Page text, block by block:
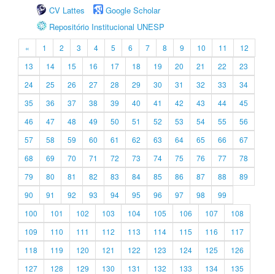
CV Lattes
Google Scholar
Repositório Institucional UNESP
« 1 2 3 4 5 6 7 8 9 10 11
12
13
14 15 16 17 18 19 20 21 22
23
24
25 26 27 28 29 30 31 32 33
34
35
36 37 38 39 40 41 42 43 44
45
46
47 48 49 50 51 52 53 54 55
56
57
58 59 60 61 62 63 64 65 66
67
68
69 70 71 72 73 74 75 76 77
78
79
80 81 82 83 84 85 86 87 88
89
90
91 92 93 94 95 96 97 98
99
100
101 102 103 104 105 106 107
108
109
110 111 112 113 114 115 116
117
118
119 120 121 122 123 124 125
126
127
128 129 130 131 132 133 134
135